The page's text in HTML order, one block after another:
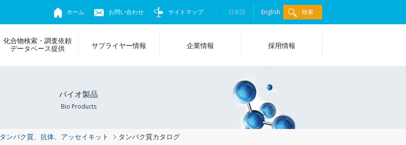
ホーム お問い合わせ サイトマップ 日本語 English 検索
化合物検索・調査依頼
データベース提供
サプライヤー情報 企業情報 採用情報
バイオ製品
Bio Products
タンパク質、抗体、アッセイキット タンパク質カタログ